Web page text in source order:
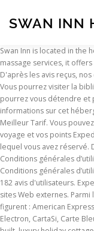
SWAN INN
INSCRIPTION
Swan Inn is located in the heart of Ubud, the cultural center of Bali. Providing massage services, it offers a peaceful retreat amid tropical greenery. D'après les avis reçus, nos clients sont conquis par ses chambres agréables. Vous pourrez visiter la bibliothèque Lion & Bell de l'établissement où vous pourrez vous détendre et parcourir les titres de livres. Retrouvez toutes les informations sur cet hébergement avec ViaMichelin HOTEL et Réservez au Meilleur Tarif. Vous pouvez uniquement accéder à vos informations de voyage et vos points Expedia Rewards depuis le site Internet Expedia sur lequel vous avez réservé. D'après les avis reçus, nos clients sont … Conditions générales d’utilisation (à l’exception des réservations Abritel), Conditions générales d’utilisation de Abritel. Swan Inn - Ashford - 10 photos, 182 avis d'utilisateurs. Expedia Inc n'est pas responsable du contenu des sites Web externes. Parmi les moyens de paiement acceptés sur expedia.fr figurent : American Express, Diner's Club International, MasterCard, Visa, Visa Electron, CartaSi, Carte Bleue, PayPal et Eurocard. Contemporary, craftsman built, luxury holiday cottages within the grounds of the hotel. Forêt des singes d'Ubud est à quelques minutes. Les membres peuvent avoir accès à des réductions et des fonctions spéciales. Given the close proximity to St John the Baptist (1.8 mi), guests of The Swan Inn can easily … Conditions Générales d’Utilisation d’Expedia, Conditions générales de vente du programme Expedia Rewards. Nous ne sommes pas sûrs que vous soyez un humain ou un robot. Cochez cette case si vous voulez recevoir des e-mails d’Expedia vous proposant des offres de voyage, des offres spéciales, des suivis de prix, des sondages, des demandes d’avis voyageurs et d’autres renseignements. Les équipements et services proposés incluent un service de nettoyage à sec / blanchisserie, une réception ouverte 24 heures sur 24 et un personnel polyglotte. Des attractions populaires, comme DeltaPlex Arena and Conference Center et Fifth Third Ballpark (stade de baseball), se trouvent à proximité. Découvrez les offres pour l'établissement Swan Inn, et notamment les tarifs intégralement remboursables avec annulation sans frais. Les chambres de la Swan … Tous droits réservés. The Swan Inn est noté "Fantastique" par nos clients. Guest rooms at White Swan Inn include a stocked mini-refrigerator, a flat-screen HDTV and guest robes. © 2021 Expedia, Inc, an Expedia Group Company. Vous recevrez même des promos et des offres discrètes en vous abonnant à notre newsletter. The Swan Inn - The Swan Inn est une propriété de 4 étoiles proposant un stockage des bagages et un parking. The Swan Inn - Agréable The Swan Inn offre à ses invités des chambres individuelles dans les environs de Three Counties Showground. A 5-minute stroll from Ubud Monkey Forest, Swan Inn is 5 minutes’ drive away from Ubud … The Swan Inn Swinbrook - The Swan Inn Swinbrook propose 6 chambres avec une vue sensationnelle sur le jardin. Luxury bathrooms and hardwood kitchens. Swan Inn Motel - Comstock Park - 10 photos, 235 avis d'utilisateurs. motel will be relaxing, quiet and enjoyable to say the least! Avec ses chambres équipées d'une télévision à écran plat et d'un réfrigérateur, l'hôtel deviendra rapidement votre second chez vous. Les membres peuvent avoir accès à des réductions et des fonctions spéciales. La propriété est composée